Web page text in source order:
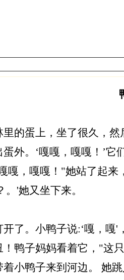
的蛋上，坐了很久，
外。 ‘嘎嘎，嘎嘎 ！ ’它
嘎，嘎嘎！"她站了起来
'她又坐下来。
开了。小鸭子说:‘嘎，嘎'
！鸭子妈妈看着它 ， "这
小鸭子来到河边。
她